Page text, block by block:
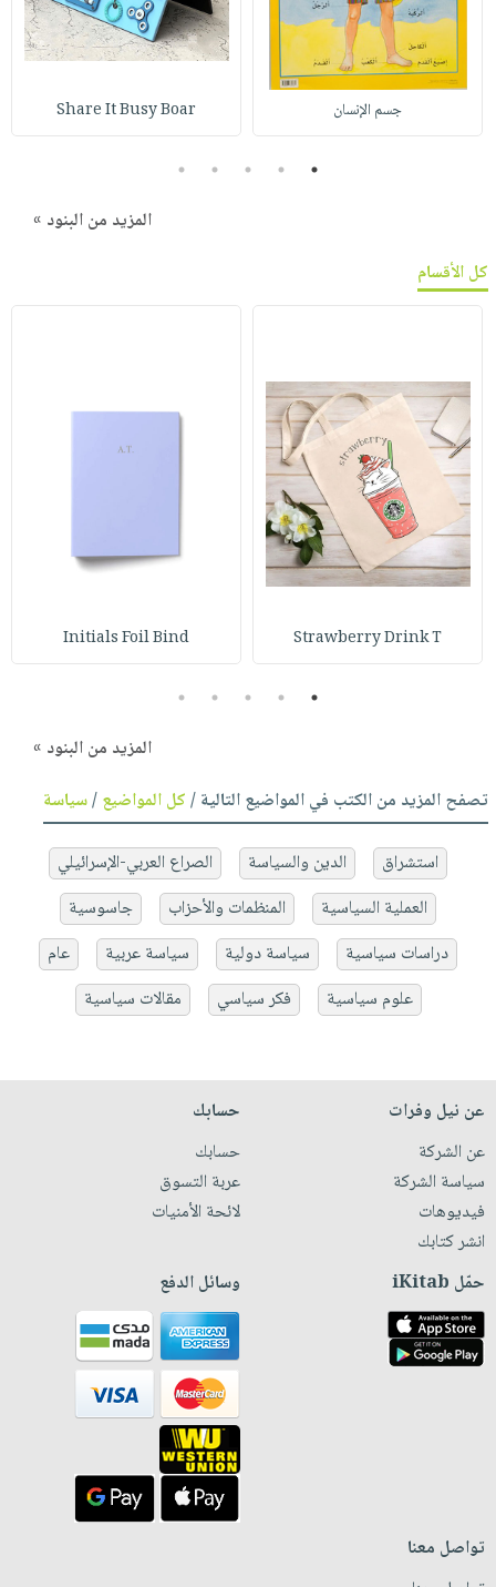
جسم الإنسان Share It Busy Boar
1
2
3
4
5
المزيد من البنود »
كل الأقسام
Strawberry Drink T
Initials Foil Bind
1
2
3
4
5
المزيد من البنود »
تصفح المزيد من الكتب في المواضيع التالية /كل المواضيع/سياسة
استشراق الدين والسياسة
الصراع العربي-الإسرائيلي
العملية السياسية
المنظمات والأحزاب
جاسوسية
دراسات سياسية
سياسة دولية سياسة عربية
عام
علوم سياسية
فكر سياسي مقالات سياسية
عن نيل وفرات
عن الشركة
سياسة الشركة
فيديوهات
انشر كتابك
حسابك
حسابك
عربة التسوق
لائحة الأمنيات
حمّل iKitab وسائل الدفع
تواصل معنا